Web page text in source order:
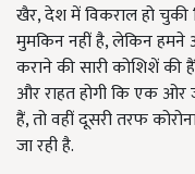
खैर, देश में विकराल हो चुकी
मुमकिन नहीं है, लेकिन
कराने की सारी कोशिशें
और राहत होगी कि एक ओर
हैं, तो वहीं दूसरी तरफ
जा रही है.